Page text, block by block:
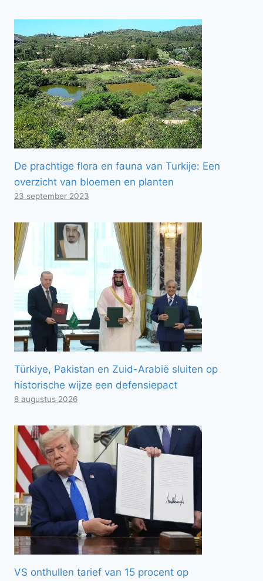
De prachtige flora en fauna van Turkije: Een
overzicht van bloemen en planten
23 september 2023
Türkiye, Pakistan en Zuid-Arabië sluiten op
historische wijze een defensiepact
8 augustus 2026
VS onthullen tarief van 15 procent op